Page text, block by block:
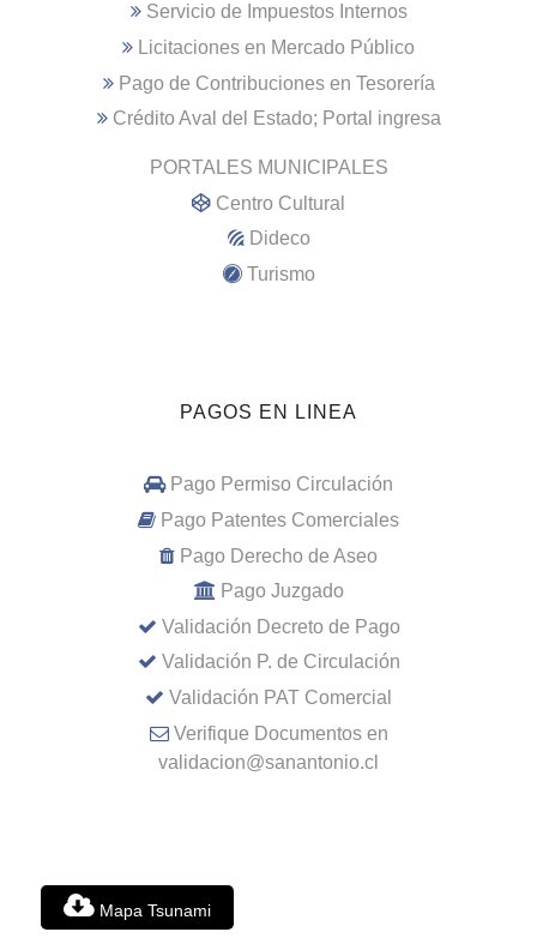
Servicio de Impuestos Internos
Licitaciones en Mercado Público
Pago de Contribuciones en Tesorería
Crédito Aval del Estado; Portal ingresa
PORTALES MUNICIPALES
Centro Cultural
Dideco
Turismo
PAGOS EN LINEA
Pago Permiso Circulación
Pago Patentes Comerciales
Pago Derecho de Aseo
Pago Juzgado
Validación Decreto de Pago
Validación P. de Circulación
Validación PAT Comercial
Verifique Documentos en
validacion@sanantonio.cl
Mapa Tsunami